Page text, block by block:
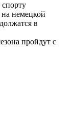
немецкой
в
пройдут с